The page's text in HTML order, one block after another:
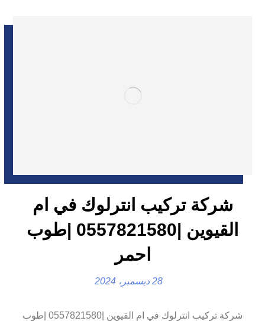
شركة تركيب انترلوك في ام
القيوين |0557821580 |طوب
احمر
28 ديسمبر، 2024
شركة تركيب انترلوك في ام القيوين |0557821580 |طوب